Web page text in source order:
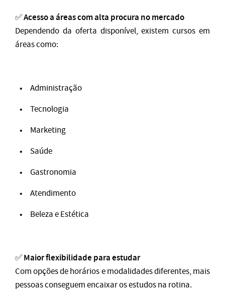
✅Acesso a áreas com alta procura no mercado
Dependendo da oferta disponível, existem cursos em
áreas como:
Administração
Tecnologia
Marketing
Saúde
Gastronomia
Atendimento
Beleza e Estética
✅Maior flexibilidade para estudar
Com opções de horários e modalidades diferentes, mais
pessoas conseguem encaixar os estudos na rotina.